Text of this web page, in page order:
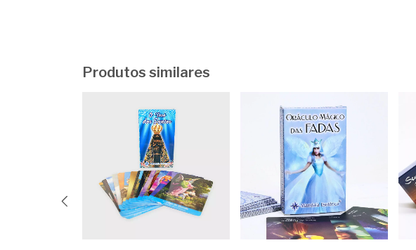
Produtos similares